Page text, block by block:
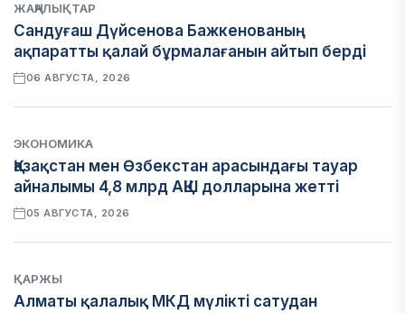
ЖАҢАЛЫҚТАР
Сандуғаш Дүйсенова Бажкенованың
ақпаратты қалай бұрмалағанын айтып берді
06 АВГУСТА, 2026
ЭКОНОМИКА
Қазақстан мен Өзбекстан арасындағы тауар
айналымы 4,8 млрд АҚШ долларына жетті
05 АВГУСТА, 2026
ҚАРЖЫ
Алматы қалалық МКД мүлікті сатудан